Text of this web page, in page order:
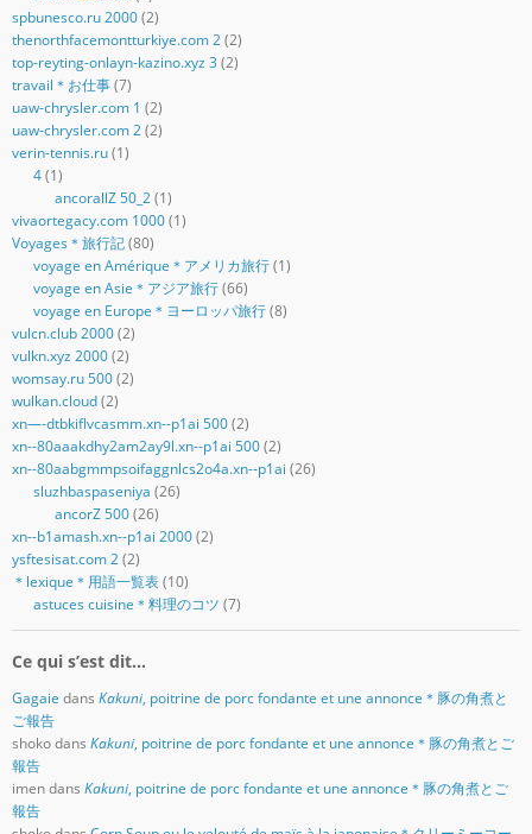
spbunesco.ru 2000(2)
thenorthfacemontturkiye.com 2(2)
top-reyting-onlayn-kazino.xyz 3 (2)
travail＊お仕事(7)
uaw-chrysler.com 1 (2)
uaw-chrysler.com 2(2)
verin-tennis.ru(1)
4(1)
ancorallZ 50_2(1)
vivaortegacy.com 1000(1)
Voyages＊旅行記(80)
voyage en Amérique＊アメリカ旅行(1)
voyage en Asie＊アジア旅行(66)
voyage en Europe＊ヨーロッパ旅行(8)
vulcn.club 2000(2)
vulkn.xyz 2000(2)
womsay.ru 500(2)
wulkan.cloud(2)
xn—-dtbkiflvcasmm.xn--p1ai 500(2)
xn--80aaakdhy2am2ay9l.xn--p1ai 500(2)
xn--80aabgmmpsoifaggnlcs2o4a.xn--p1ai (26)
sluzhbaspaseniya (26)
ancorZ 500(26)
xn--b1amash.xn--p1ai 2000(2)
ysftesisat.com 2(2)
＊lexique＊用語一覧表(10)
astuces cuisine＊料理のコツ (7)
Ce qui s’est dit…
Gagaie dans Kakuni, poitrine de porc fondante et une annonce＊豚の角煮と
ご報告
shokodans Kakuni, poitrine de porc fondante et une annonce＊豚の角煮とご
報告
imendans Kakuni, poitrine de porc fondante et une annonce＊豚の角煮とご
報告